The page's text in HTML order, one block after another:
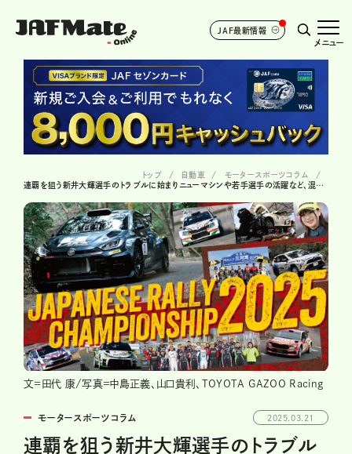
JAF最新情報
メニュー
トップ 自動車
モータースポーツコラム
連覇を狙う新井大輝選手のトラブルに始まりニューマシンや若手選手の活躍など、混戦必至の2025年全日本ラリー！
文=田代 康/写真=中島正義、山口貴利、TOYOTA GAZOO Racing
モータースポーツコラム 2025.03.21
連覇を狙う新井大輝選手のトラブル